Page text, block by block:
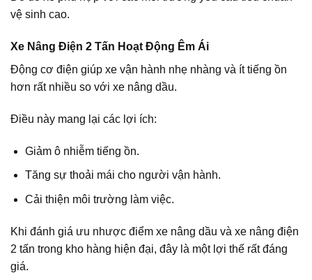
vệ sinh cao.
Xe Nâng Điện 2 Tấn Hoạt Động Êm Ái
Động cơ điện giúp xe vận hành nhẹ nhàng và ít tiếng ồn
hơn rất nhiều so với xe nâng dầu.
Điều này mang lại các lợi ích:
Giảm ô nhiễm tiếng ồn.
Tăng sự thoải mái cho người vận hành.
Cải thiện môi trường làm việc.
Khi đánh giá ưu nhược điểm xe nâng dầu và xe nâng điện
2 tấn trong kho hàng hiện đại, đây là một lợi thế rất đáng
giá.